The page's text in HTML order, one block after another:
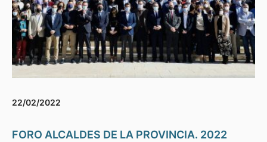
22/02/2022
FORO ALCALDES DE LA PROVINCIA. 2022